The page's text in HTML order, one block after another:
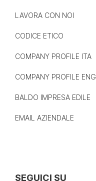
LAVORA CON NOI
CODICE ETICO
COMPANY PROFILE ITA
COMPANY PROFILE ENG
BALDO IMPRESA EDILE
EMAIL AZIENDALE
SEGUICI SU